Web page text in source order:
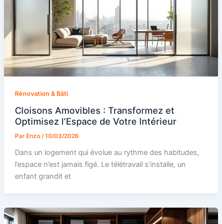
Rénovation & Bâti
Cloisons Amovibles : Transformez et
Optimisez l’Espace de Votre Intérieur
Par Enzo /10/03/2026
Dans un logement qui évolue au rythme des habitudes,
l’espace n’est jamais figé. Le télétravail s’installe, un
enfant grandit et